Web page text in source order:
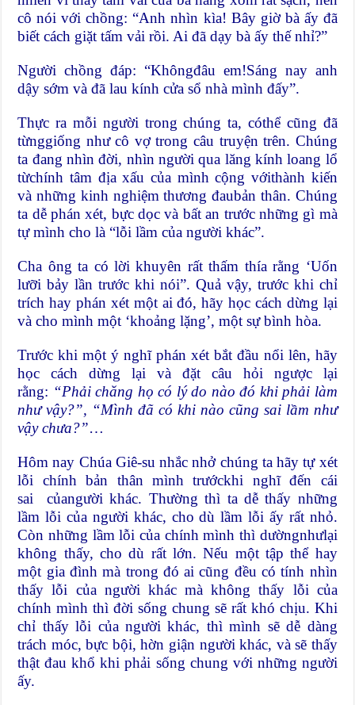
cô nói với chồng: “Anh nhìn kìa! Bây giờ bà ấy đã
biết cách giặt tấm vải rồi. Ai đã dạy bà ấy thế nhỉ?”
Người chồng đáp: “Khôngđâu em!Sáng nay anh
dậy sớm và đã lau kính cửa sổ nhà mình đấy”.
Thực ra mỗi người trong chúng ta, cóthể cũng đã
từnggiống như cô vợ trong câu truyện trên. Chúng
ta đang nhìn đời, nhìn người qua lăng kính loang lổ
từchính tâm địa xấu của mình cộng vớithành kiến
và những kinh nghiệm thương đaubản thân. Chúng
ta dễ phán xét, bực dọc và bất an trước những gì mà
tự mình cho là “lỗi lầm của người khác”.
Cha ông ta có lời khuyên rất thấm thía rằng ‘Uốn
lưỡi bảy lần trước khi nói”. Quả vậy, trước khi chỉ
trích hay phán xét một ai đó, hãy học cách dừng lại
và cho mình một ‘khoảng lặng’, một sự bình hòa.
Trước khi một ý nghĩ phán xét bắt đầu nổi lên, hãy
học cách dừng lại và đặt câu hỏi ngược lại
rằng: “Phải chăng họ có lý do nào đó khi phải làm
như vậy?”, “Mình đã có khi nào cũng sai lầm như
vậy chưa?”…
Hôm nay Chúa Giê-su nhắc nhở chúng ta hãy tự xét
lỗi chính bản thân mình trướckhi nghĩ đến cái
sai củangười khác. Thường thì ta dễ thấy những
lầm lỗi của người khác, cho dù lầm lỗi ấy rất nhỏ.
Còn những lầm lỗi của chính mình thì dườngnhưlại
không thấy, cho dù rất lớn. Nếu một tập thể hay
một gia đình mà trong đó ai cũng đều có tính nhìn
thấy lỗi của người khác mà không thấy lỗi của
chính mình thì đời sống chung sẽ rất khó chịu. Khi
chỉ thấy lỗi của người khác, thì mình sẽ dễ dàng
trách móc, bực bội, hờn giận người khác, và sẽ thấy
thật đau khổ khi phải sống chung với những người
ấy.